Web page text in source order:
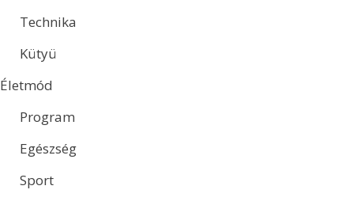
Technika
Kütyü
Életmód
Program
Egészség
Sport